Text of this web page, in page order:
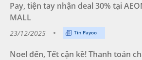
Pay, tiện tay nhận deal 30% tại
MALL
23/12/2025 Tin Payoo
Noel đến, Tết cận kề! Thanh toán